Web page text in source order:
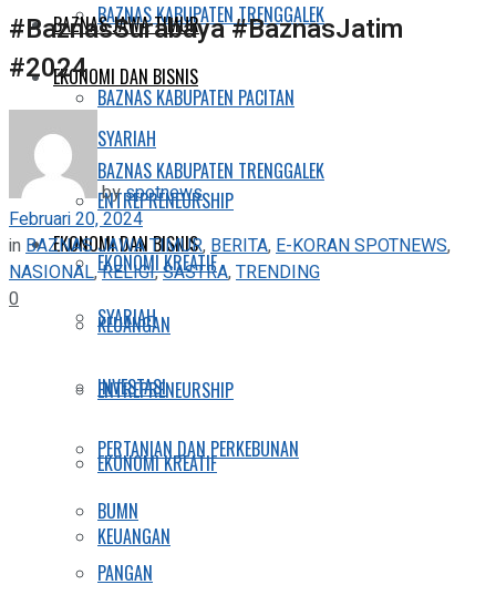
BAZNAS KABUPATEN TRENGGALEK
EKONOMI DAN BISNIS
SYARIAH
ENTREPRENEURSHIP
EKONOMI KREATIF
KEUANGAN
INVESTASI
PERTANIAN DAN PERKEBUNAN
BUMN
PANGAN
BAZNAS JAWA TIMUR
BAZNAS KABUPATEN PACITAN
BAZNAS KABUPATEN TRENGGALEK
EKONOMI DAN BISNIS
SYARIAH
ENTREPRENEURSHIP
EKONOMI KREATIF
KEUANGAN
#BaznasSurabaya #BaznasJatim
#2024
byspotnews
Februari 20, 2024
in BAZNAS JAWA TIMUR, BERITA, E-KORAN SPOTNEWS,
NASIONAL,RELIGI,SASTRA,TRENDING
0